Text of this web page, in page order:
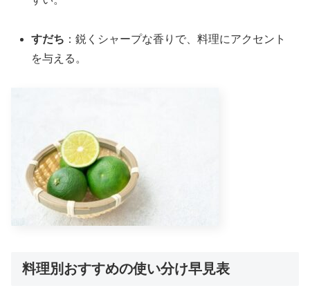
すだち ：鋭くシャープな香りで、料理にアクセント
を与える。
料理別おすすめの使い分け早見表